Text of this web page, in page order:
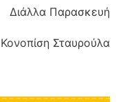
Διάλλα Παρασκευή
Κονοπίση Σταυρούλα